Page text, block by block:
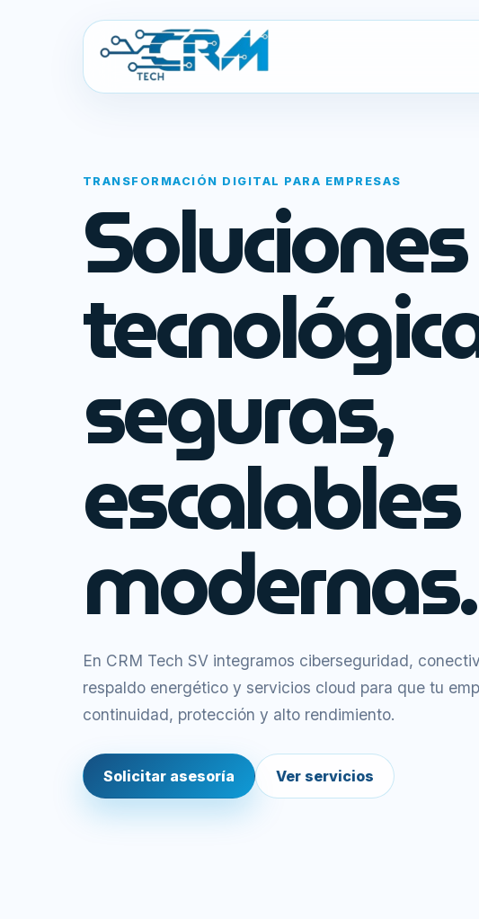
TRANSFORMACIÓN DIGITAL PARA EMPRESAS
Soluciones
seguras,
modernas.
En CRM Tech SV integramos ciberseguridad,
respaldo energético y servicios cloud para que tu
continuidad, protección y alto rendimiento.
Solicitar asesoría Ver servicios